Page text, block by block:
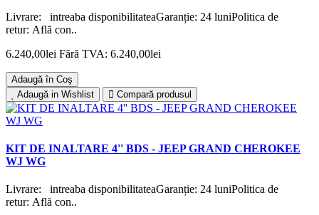
Livrare: intreaba disponibilitateaGaranție: 24 luniPolitica de
retur: Află con..
6.240,00lei Fără TVA: 6.240,00lei
Adaugă în Coş
Adaugă in Wishlist
Compară produsul
KIT DE INALTARE 4'' BDS - JEEP GRAND CHEROKEE
WJ WG
Livrare: intreaba disponibilitateaGaranție: 24 luniPolitica de
retur: Află con..